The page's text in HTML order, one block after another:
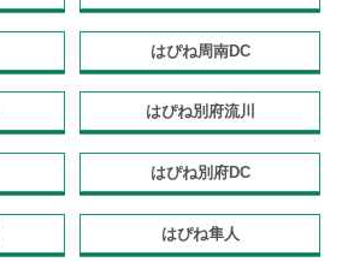
はぴね周南DC
はぴね別府流川
はぴね別府DC
はぴね隼人